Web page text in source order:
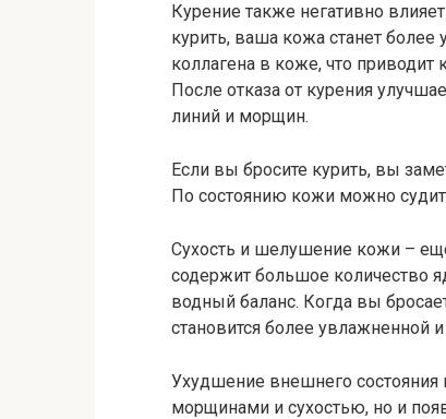
Курение также негативно
курить, ваша кожа станет более
коллагена в коже, что
После отказа от курения
линий и морщин.
Если вы бросите курить, вы
По состоянию кожи можно
Сухость и шелушение кожи –
содержит большое количество
водный баланс. Когда вы
становится более увлажненной
Ухудшение внешнего состояния
морщинами и сухостью, но и